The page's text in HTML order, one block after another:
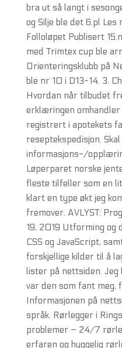
bra ut så langt i
og Silje ble det 6.pl Les
Folloløpet Publisert
med Trimtex cup ble
Orienteringsklubb på
ble nr 10 i D13-14. 3.
Hvordan når tilbudet
erklæringen omhandler
registrert i apotekets
reseptekspedisjon.
informasjons-/
Løperparet norske
fleste tilfeller som en
klart en type økt jeg
fremover. AVLYST:
19, 2019 Utforming og
CSS og JavaScript,
forskjellige kilder til å
lister på nettsiden.
var den som fant meg,
Informasjonen på
språk. Rørlegger i
problemer – 24/7
erfaren og hyggelig